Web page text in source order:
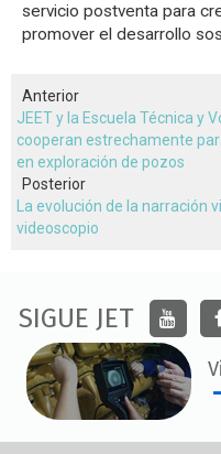
servicio postventa para
promover el desarrollo
Anterior
JEET y la Escuela Técnica y
cooperan estrechamente
en exploración de pozos
Posterior
La evolución de la narración
videoscopio
SIGUE JET